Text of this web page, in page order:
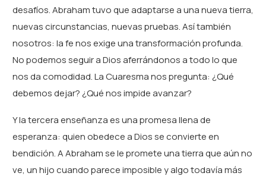
desafíos. Abraham tuvo que adaptarse a una nueva tierra,
nuevas circunstancias, nuevas pruebas. Así también
nosotros: la fe nos exige una transformación profunda.
No podemos seguir a Dios aferrándonos a todo lo que
nos da comodidad. La Cuaresma nos pregunta: ¿Qué
debemos dejar? ¿Qué nos impide avanzar?
Y la tercera enseñanza es una promesa llena de
esperanza: quien obedece a Dios se convierte en
bendición. A Abraham se le promete una tierra que aún no
ve, un hijo cuando parece imposible y algo todavía más